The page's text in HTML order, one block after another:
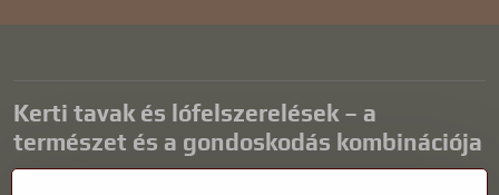
Kerti tavak és lófelszerelések – a
természet és a gondoskodás kombinációja